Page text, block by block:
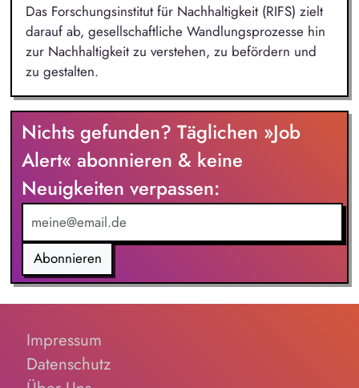
Das Forschungsinstitut für Nachhaltigkeit (RIFS) zielt
darauf ab, gesellschaftliche Wandlungsprozesse hin
zur Nachhaltigkeit zu verstehen, zu befördern und
zu gestalten.
Nichts gefunden? Täglichen »Job
Alert« abonnieren & keine
Neuigkeiten verpassen:
Abonnieren
Impressum
Datenschutz